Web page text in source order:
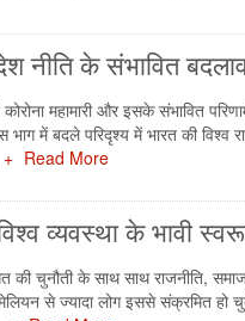
नीति के संभावित
महामारी और इसके संभावित
में बदले परिदृश्य में भारत की विश्व
Read More
व्यवस्था के भावी
की चुनौती के साथ साथ राजनीति,
से ज्यादा लोग इससे संक्रमित